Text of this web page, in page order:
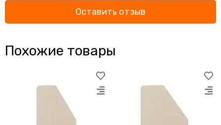
Оставить отзыв
Похожие товары